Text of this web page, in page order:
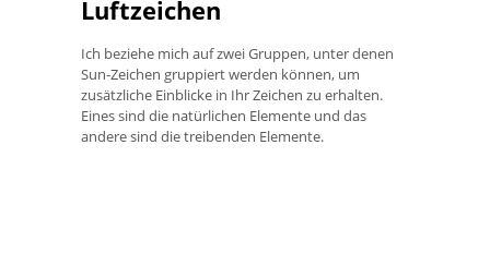
Luftzeichen
Ich beziehe mich auf zwei Gruppen, unter denen
Sun-Zeichen gruppiert werden können, um
zusätzliche Einblicke in Ihr Zeichen zu erhalten.
Eines sind die natürlichen Elemente und das
andere sind die treibenden Elemente.